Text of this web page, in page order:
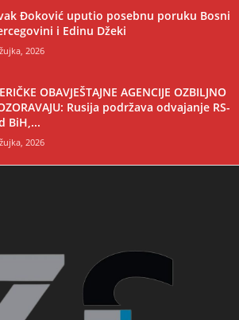
Đoković uputio posebnu poruku Bosni
i Edinu Džeki
2026
OBAVJEŠTAJNE AGENCIJE OZBILJNO
Rusija podržava odvajanje RS-
BiH,...
2026